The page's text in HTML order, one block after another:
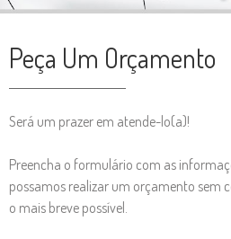
Peça Um Orçamento
Será um prazer em atende-lo(a)!
Preencha o formulário com as
possamos realizar um orçamento sem
o mais breve possível.